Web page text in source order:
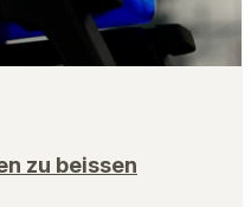
zu beissen